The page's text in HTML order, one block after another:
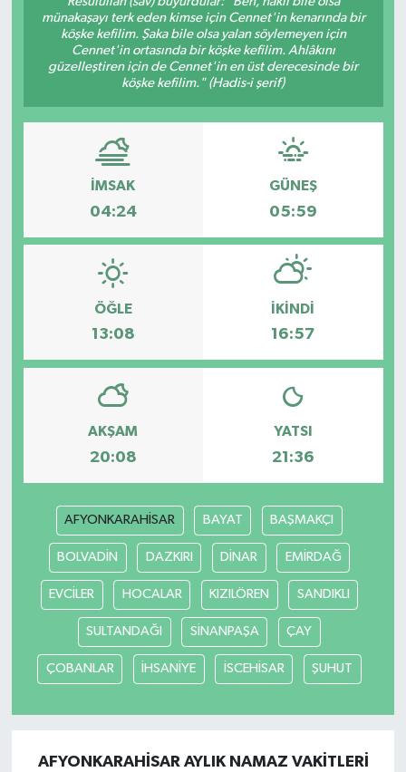
münakaşayı terk eden kimse için Cennet'in kenarında bir
köşke kefilim. Şaka bile olsa yalan söylemeyen için
Cennet'in ortasında bir köşke kefilim. Ahlâkını
güzelleştiren için de Cennet'in en üst derecesinde bir
köşke kefilim." (Hadis-i şerif)
İMSAK
04:24
GÜNEŞ
05:59
ÖĞLE
13:08
İKINDI
16:57
AKŞAM
20:08
YATSI
21:36
AFYONKARAHİSAR BAYAT BAŞMAKÇI
BOLVADİN DAZKIRI DİNAR EMİRDAĞ
EVCİLER HOCALAR KIZILÖREN SANDIKLI
SULTANDAĞI SİNANPAŞA ÇAY
ÇOBANLAR İHSANİYE İSCEHİSAR ŞUHUT
AFYONKARAHİSAR AYLIK NAMAZ VAKITLERI
KÜLTÜR SANAT
MAGAZİN
SAĞLIK
SİYASET
SPOR
TEKNOLOJİ
VİZYONDAKİLER